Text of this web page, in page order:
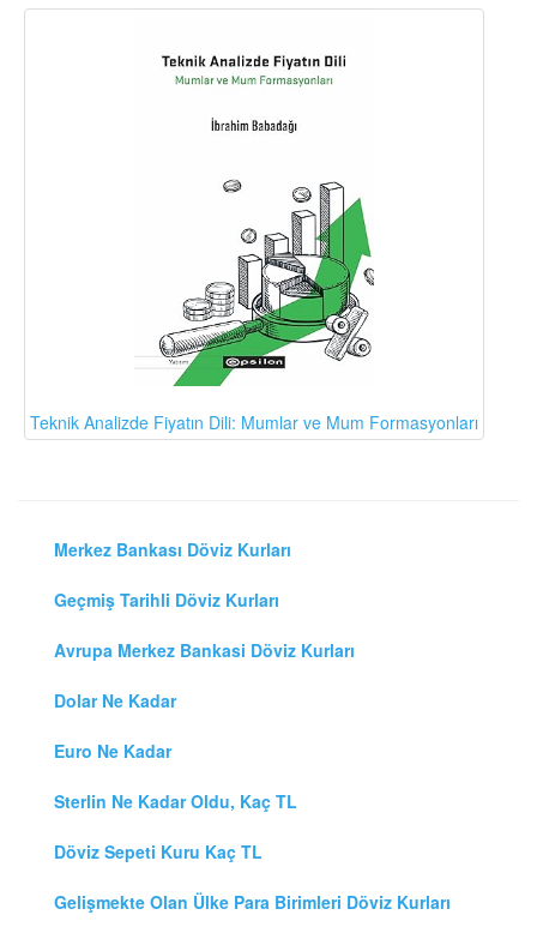
Teknik Analizde Fiyatın Dili: Mumlar ve Mum Formasyonları
Merkez Bankası Döviz Kurları
Geçmiş Tarihli Döviz Kurları
Avrupa Merkez Bankasi Döviz Kurları
Dolar Ne Kadar
Euro Ne Kadar
Sterlin Ne Kadar Oldu, Kaç TL
Döviz Sepeti Kuru Kaç TL
Gelişmekte Olan Ülke Para Birimleri Döviz Kurları